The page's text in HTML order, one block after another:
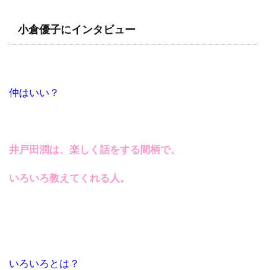
小倉優子にインタビュー
仲はいい？
井戸田潤は、楽しく話をする間柄で、
いろいろ教えてくれる人。
いろいろとは？